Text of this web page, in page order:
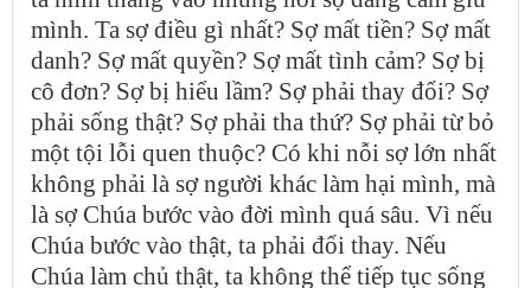
mình. Ta sợ điều gì nhất? Sợ mất tiền? Sợ mất
danh? Sợ mất quyền? Sợ mất tình cảm? Sợ bị
cô đơn? Sợ bị hiểu lầm? Sợ phải thay đổi? Sợ
phải sống thật? Sợ phải tha thứ? Sợ phải từ bỏ
một tội lỗi quen thuộc? Có khi nỗi sợ lớn nhất
không phải là sợ người khác làm hại mình, mà
là sợ Chúa bước vào đời mình quá sâu. Vì nếu
Chúa bước vào thật, ta phải đổi thay. Nếu
Chúa làm chủ thật, ta không thể tiếp tục sống